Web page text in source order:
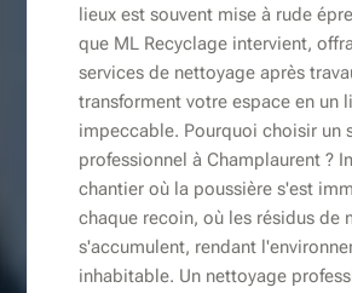
lieux est souvent mise à rude
que ML Recyclage intervient,
services de nettoyage après
transforment votre espace en un
impeccable. Pourquoi choisir un
professionnel à Champlaurent ?
chantier où la poussière s'est
chaque recoin, où les résidus de
s'accumulent, rendant
inhabitable. Un nettoyage